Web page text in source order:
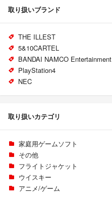
取り扱いブランド
THE ILLEST
5&10CARTEL
BANDAI NAMCO Entertainment
PlayStation4
NEC
取り扱いカテゴリ
家庭用ゲームソフト
その他
フライトジャケット
ウイスキー
アニメ/ゲーム